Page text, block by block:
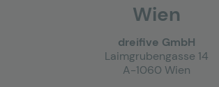
Wien
dreifive GmbH
Laimgrubengasse 14
A-1060 Wien